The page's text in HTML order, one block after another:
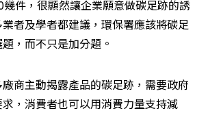
件，很顯然讓企業願意做碳足跡的誘
者及學者都建議，環保署應該將碳足
，而不只是加分題。
商主動揭露產品的碳足跡，需要政府
，消費者也可以用消費力量支持減